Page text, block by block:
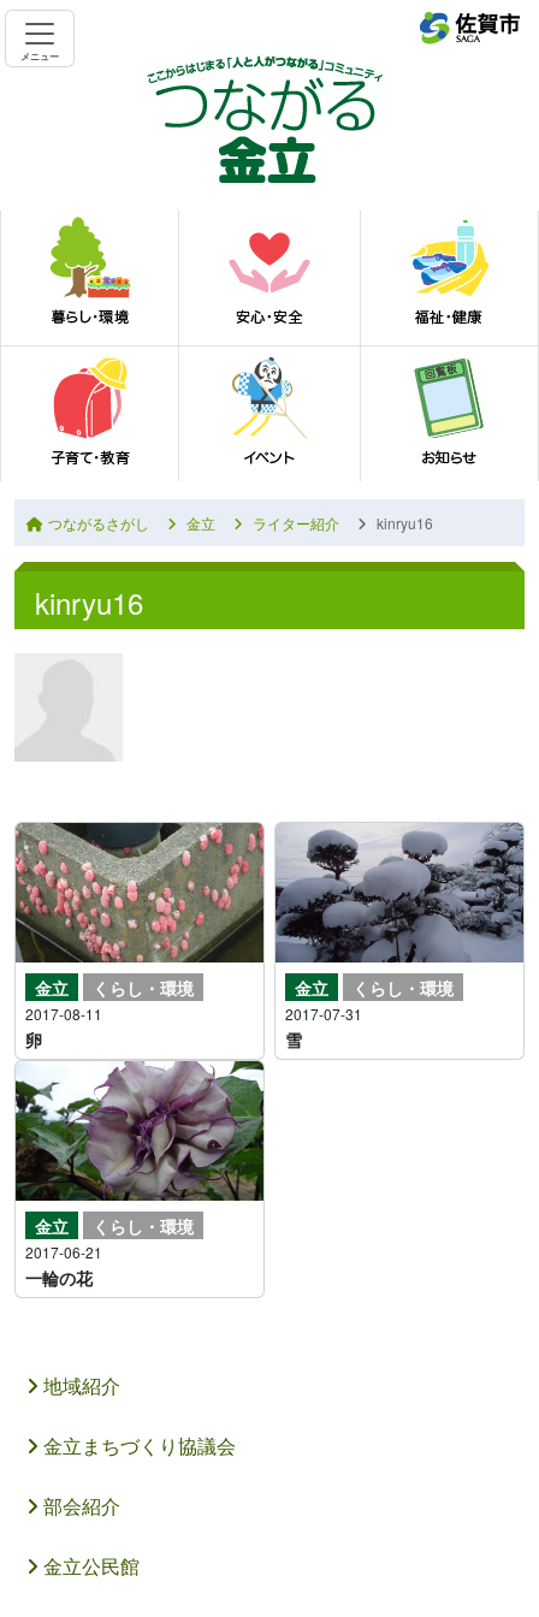
メニュー
つながるさがし 金立 ライター紹介 kinryu16
kinryu16
金立 くらし・環境
2017-08-11
卵
金立 くらし・環境
2017-07-31
雪
金立 くらし・環境
2017-06-21
一輪の花
地域紹介
金立まちづくり協議会
部会紹介
金立公民館